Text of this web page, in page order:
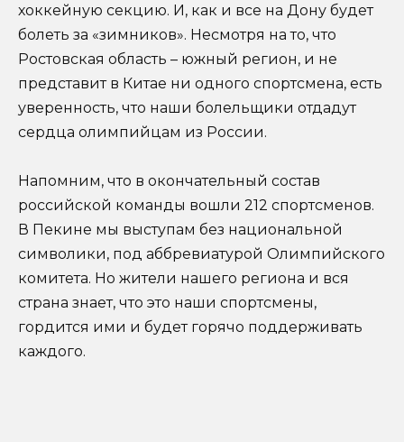
хоккейную секцию. И, как и все на Дону будет
болеть за «зимников». Несмотря на то, что
Ростовская область – южный регион, и не
представит в Китае ни одного спортсмена, есть
уверенность, что наши болельщики отдадут
сердца олимпийцам из России.
Напомним, что в окончательный состав
российской команды вошли 212 спортсменов.
В Пекине мы выступам без национальной
символики, под аббревиатурой Олимпийского
комитета. Но жители нашего региона и вся
страна знает, что это наши спортсмены,
гордится ими и будет горячо поддерживать
каждого.